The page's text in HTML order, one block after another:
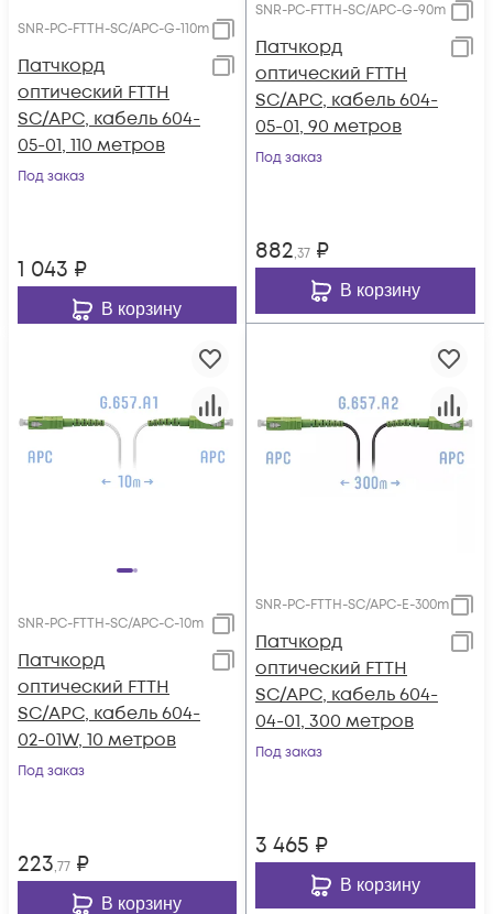
SNR-PC-FTTH-SC/APC-G-110m
Патчкорд
оптический FTTH
SC/APC, кабель 604-
05-01, 110 метров
Под заказ
1 043 ₽
В корзину
SNR-PC-FTTH-SC/APC-G-90m
Патчкорд
оптический FTTH
SC/APC, кабель 604-
05-01, 90 метров
Под заказ
882,37 ₽
В корзину
SNR-PC-FTTH-SC/APC-C-10m
Патчкорд
оптический FTTH
SC/APC, кабель 604-
02-01W, 10 метров
Под заказ
223,77 ₽
В корзину
SNR-PC-FTTH-SC/APC-E-300m
Патчкорд
оптический FTTH
SC/APC, кабель 604-
04-01, 300 метров
Под заказ
3 465 ₽
В корзину